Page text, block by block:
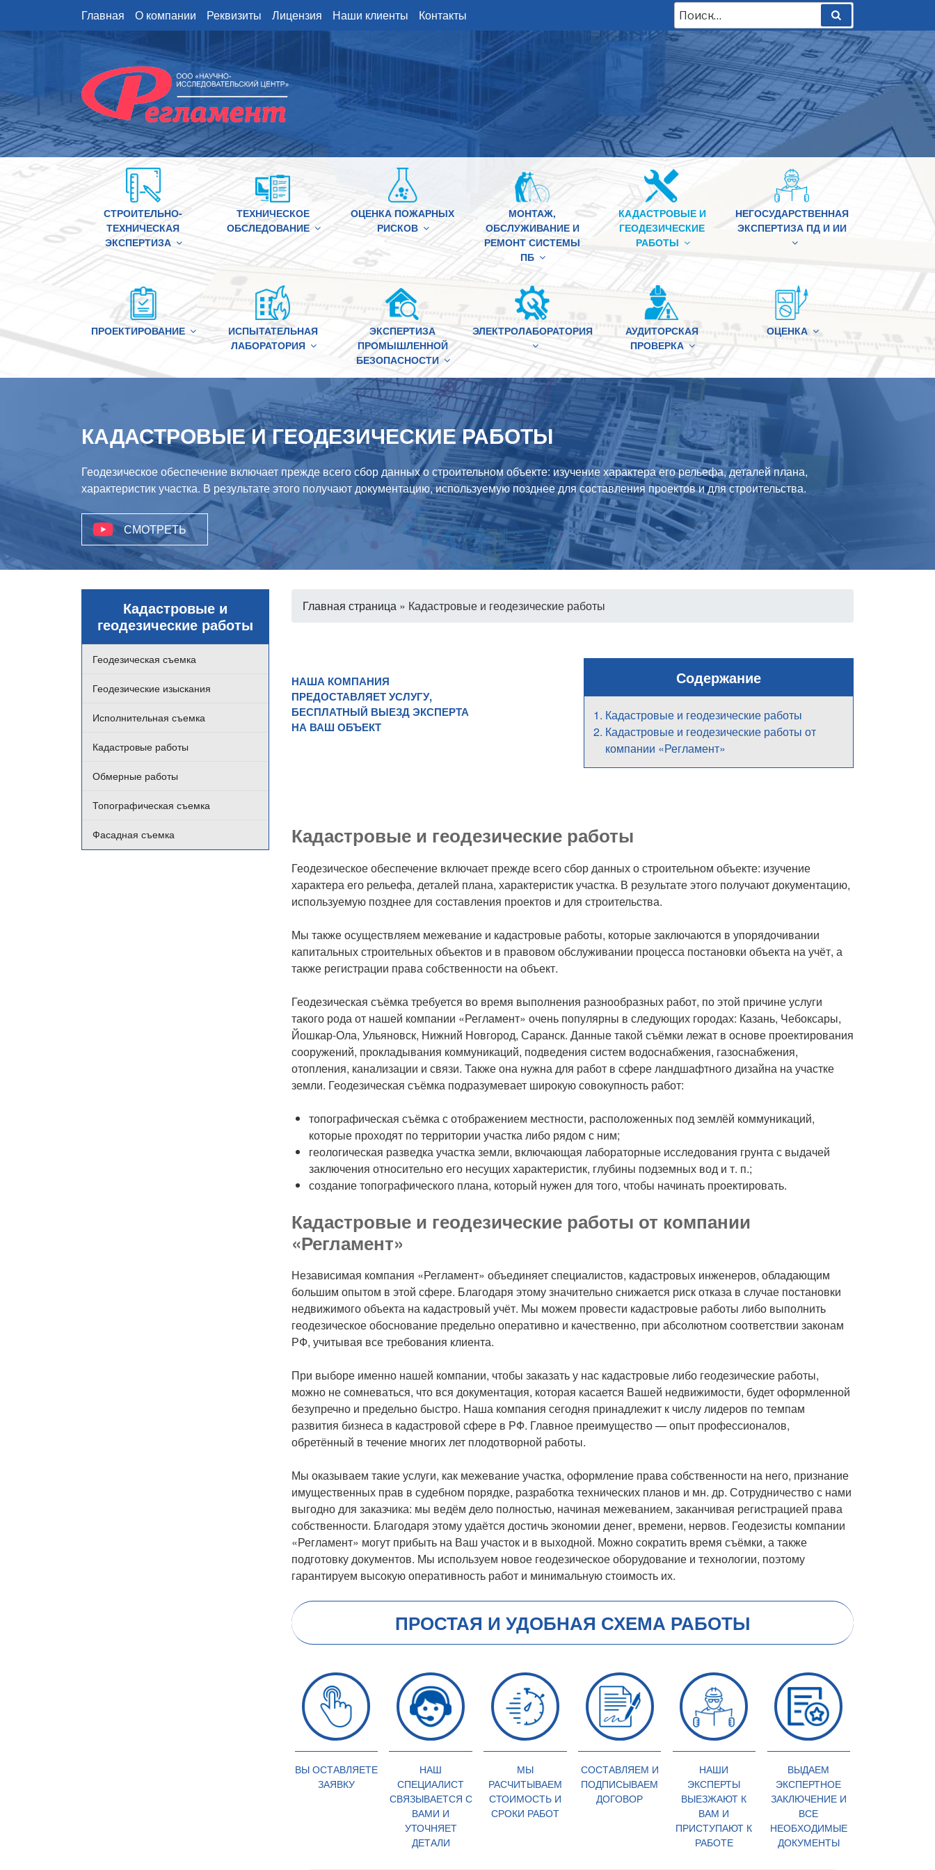
содержимому
Главная О компании Реквизиты Лицензия Наши клиенты Контакты Искать:
СТРОИТЕЛЬНО-
ТЕХНИЧЕСКАЯ
ЭКСПЕРТИЗА
ТЕХНИЧЕСКОЕ
ОБСЛЕДОВАНИЕ
ОЦЕНКА ПОЖАРНЫХ
РИСКОВ
МОНТАЖ,
ОБСЛУЖИВАНИЕ И
РЕМОНТ СИСТЕМЫ
ПБ
КАДАСТРОВЫЕ И
ГЕОДЕЗИЧЕСКИЕ
РАБОТЫ
НЕГОСУДАРСТВЕННАЯ
ЭКСПЕРТИЗА ПД И ИИ
ПРОЕКТИРОВАНИЕ
ИСПЫТАТЕЛЬНАЯ
ЛАБОРАТОРИЯ
ЭКСПЕРТИЗА
ПРОМЫШЛЕННОЙ
БЕЗОПАСНОСТИ
ЭЛЕКТРОЛАБОРАТОРИЯ
АУДИТОРСКАЯ
ПРОВЕРКА
ОЦЕНКА
КАДАСТРОВЫЕ И ГЕОДЕЗИЧЕСКИЕ РАБОТЫ
Геодезическое обеспечение включает прежде всего сбор данных о строительном объекте: изучение характера его рельефа, деталей плана,
характеристик участка. В результате этого получают документацию, используемую позднее для составления проектов и для строительства.
СМОТРЕТЬ
Кадастровые и
геодезические работы
Геодезическая съемка
Геодезические изыскания
Исполнительная съемка
Кадастровые работы
Обмерные работы
Топографическая съемка
Фасадная съемка
Главная страница» Кадастровые и геодезические работы
НАША КОМПАНИЯ
ПРЕДОСТАВЛЯЕТ УСЛУГУ,
БЕСПЛАТНЫЙ ВЫЕЗД ЭКСПЕРТА
НА ВАШ ОБЪЕКТ
Содержание
Кадастровые и геодезические работы
Кадастровые и геодезические работы от
компании «Регламент»
Кадастровые и геодезические работы
Геодезическое обеспечение включает прежде всего сбор данных о строительном объекте: изучение
характера его рельефа, деталей плана, характеристик участка. В результате этого получают документацию,
используемую позднее для составления проектов и для строительства.
Мы также осуществляем межевание и кадастровые работы, которые заключаются в упорядочивании
капитальных строительных объектов и в правовом обслуживании процесса постановки объекта на учёт, а
также регистрации права собственности на объект.
Геодезическая съёмка требуется во время выполнения разнообразных работ, по этой причине услуги
такого рода от нашей компании «Регламент» очень популярны в следующих городах: Казань, Чебоксары,
Йошкар-Ола, Ульяновск, Нижний Новгород, Саранск. Данные такой съёмки лежат в основе проектирования
сооружений, прокладывания коммуникаций, подведения систем водоснабжения, газоснабжения,
отопления, канализации и связи. Также она нужна для работ в сфере ландшафтного дизайна на участке
земли. Геодезическая съёмка подразумевает широкую совокупность работ:
топографическая съёмка с отображением местности, расположенных под землёй коммуникаций,
которые проходят по территории участка либо рядом с ним;
геологическая разведка участка земли, включающая лабораторные исследования грунта с выдачей
заключения относительно его несущих характеристик, глубины подземных вод и т. п.;
создание топографического плана, который нужен для того, чтобы начинать проектировать.
Кадастровые и геодезические работы от компании
«Регламент»
Независимая компания «Регламент» объединяет специалистов, кадастровых инженеров, обладающим
большим опытом в этой сфере. Благодаря этому значительно снижается риск отказа в случае постановки
недвижимого объекта на кадастровый учёт. Мы можем провести кадастровые работы либо выполнить
геодезическое обоснование предельно оперативно и качественно, при абсолютном соответствии законам
РФ, учитывая все требования клиента.
При выборе именно нашей компании, чтобы заказать у нас кадастровые либо геодезические работы,
можно не сомневаться, что вся документация, которая касается Вашей недвижимости, будет оформленной
безупречно и предельно быстро. Наша компания сегодня принадлежит к числу лидеров по темпам
развития бизнеса в кадастровой сфере в РФ. Главное преимущество — опыт профессионалов,
обретённый в течение многих лет плодотворной работы.
Мы оказываем такие услуги, как межевание участка, оформление права собственности на него, признание
имущественных прав в судебном порядке, разработка технических планов и мн. др. Сотрудничество с нами
выгодно для заказчика: мы ведём дело полностью, начиная межеванием, заканчивая регистрацией права
собственности. Благодаря этому удаётся достичь экономии денег, времени, нервов. Геодезисты компании
«Регламент» могут прибыть на Ваш участок и в выходной. Можно сократить время съёмки, а также
подготовку документов. Мы используем новое геодезическое оборудование и технологии, поэтому
гарантируем высокую оперативность работ и минимальную стоимость их.
ПРОСТАЯ И УДОБНАЯ СХЕМА РАБОТЫ
ВЫ ОСТАВЛЯЕТЕ
ЗАЯВКУ
НАШ
СПЕЦИАЛИСТ
СВЯЗЫВАЕТСЯ С
ВАМИ И
УТОЧНЯЕТ
ДЕТАЛИ
МЫ
РАСЧИТЫВАЕМ
СТОИМОСТЬ И
СРОКИ РАБОТ
СОСТАВЛЯЕМ И
ПОДПИСЫВАЕМ
ДОГОВОР
НАШИ
ЭКСПЕРТЫ
ВЫЕЗЖАЮТ К
ВАМ И
ПРИСТУПАЮТ К
РАБОТЕ
ВЫДАЕМ
ЭКСПЕРТНОЕ
ЗАКЛЮЧЕНИЕ И
ВСЕ
НЕОБХОДИМЫЕ
ДОКУМЕНТЫ